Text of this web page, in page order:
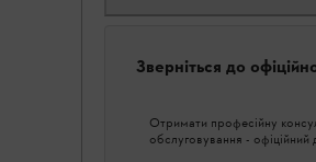
Зверніться до
Отримати професійну
обслуговування -